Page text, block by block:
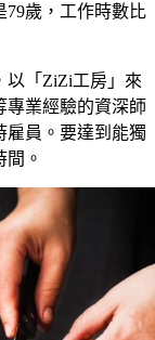
79歲，工作時數比
以「ZiZi工房」來
專業經驗的資深師
雇員。要達到能獨
間。